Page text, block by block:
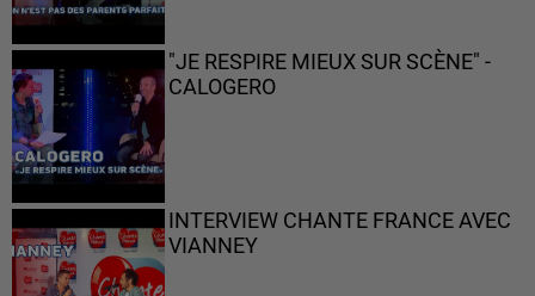
"JE RESPIRE MIEUX SUR SCÈNE" -
CALOGERO
INTERVIEW CHANTE FRANCE AVEC
VIANNEY